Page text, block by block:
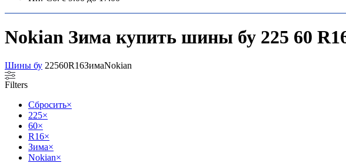
Nokian Зима купить шины бу 225 60
Шины бу 22560R16ЗимаNokian
Filters
Сбросить×
225×
60×
R16×
Зима×
Nokian×